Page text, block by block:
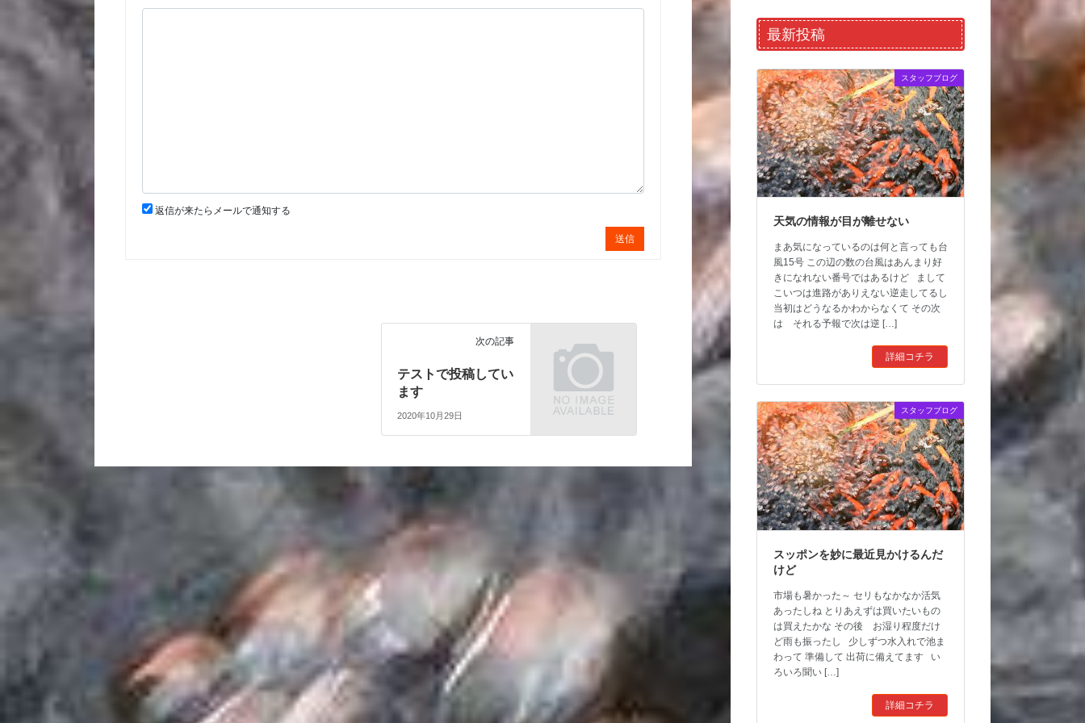
返信が来たらメールで通知する
送信
次の記事
テストで投稿してい
ます
2020年10月29日
最新投稿
スタッフブログ
天気の情報が目が離せない
まあ気になっているのは何と言っても台
風15号 この辺の数の台風はあんまり好
きになれない番号ではあるけど まして
こいつは進路がありえない逆走してるし
当初はどうなるかわからなくて その次
は それる予報で次は逆 […]
詳細コチラ
スタッフブログ
スッポンを妙に最近見かけるんだ
けど
市場も暑かった～ セリもなかなか活気
あったしね とりあえずは買いたいもの
は買えたかな その後 お湿り程度だけ
ど雨も振ったし 少しずつ水入れで池ま
わって 準備して 出荷に備えてます い
ろいろ聞い […]
詳細コチラ